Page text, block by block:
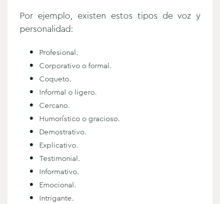
Por ejemplo, existen estos tipos de voz y
personalidad:
Profesional.
Corporativo o formal.
Coqueto.
Informal o ligero.
Cercano.
Humorístico o gracioso.
Demostrativo.
Explicativo.
Testimonial.
Informativo.
Emocional.
Intrigante.